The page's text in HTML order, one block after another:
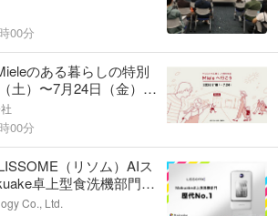
00分
のある暮らしの特別
土）〜7月24日（金）の
00分
（リソム）AIス
卓上型食洗機部門に
1位」の記録を大幅に更
Co., Ltd.